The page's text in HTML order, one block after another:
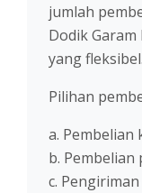
jumlah
Dodik
yang fleksibel.
Pilihan
a. Pembelian
b.
c.